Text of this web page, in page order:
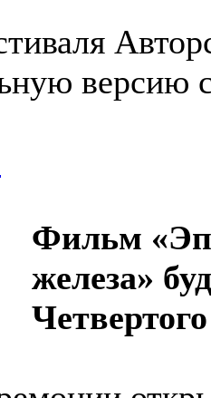
версию
Фильм
железа»